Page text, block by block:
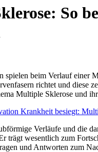
So
spielen beim Verlauf einer
richtet und diese
Multiple Sklerose und
Krankheit besiegt:
Verläufe und die
trägt wesentlich zum
und Antworten zum